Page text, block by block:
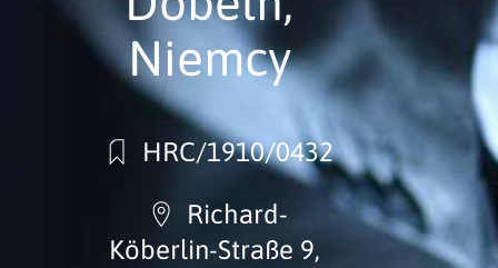
Niemcy
HRC/1910/0432
Richard-
Köberlin-Straße 9,